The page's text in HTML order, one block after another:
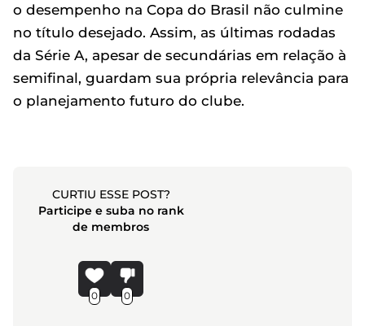
o desempenho na Copa do Brasil não culmine
no título desejado. Assim, as últimas rodadas
da Série A, apesar de secundárias em relação à
semifinal, guardam sua própria relevância para
o planejamento futuro do clube.
CURTIU ESSE POST?
Participe e suba no rank
de membros
0 0